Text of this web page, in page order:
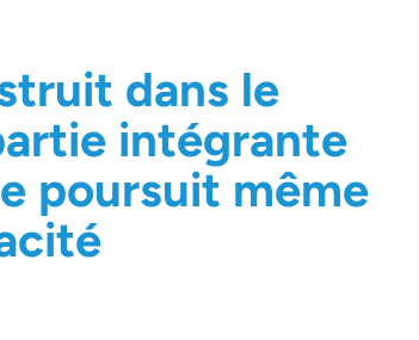
dans le
intégrante
poursuit même